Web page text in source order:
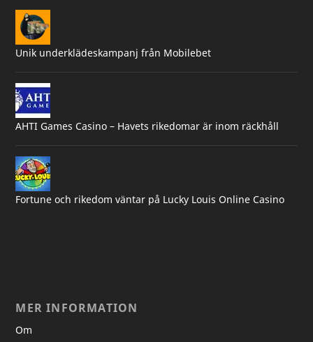
Unik underklädeskampanj från Mobilebet
AHTI Games Casino – Havets rikedomar är inom räckhåll
Fortune och rikedom väntar på Lucky Louis Online Casino
MER INFORMATION
Om